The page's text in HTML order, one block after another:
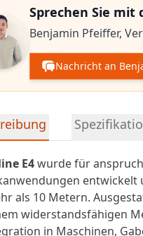
Sprechen Sie
Benjamin Pfeiffer,
Nachricht an
Produktinformationen
E4wurde für
entwickelt
als 10 Metern.
widerstandsfähigen
in Maschinen,